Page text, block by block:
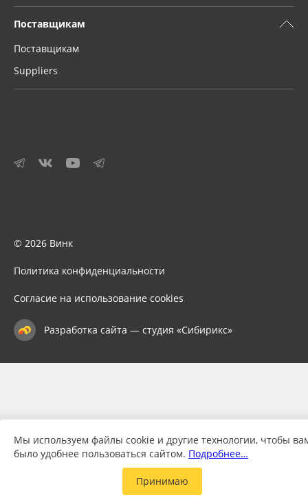
Поставщикам
Поставщикам
Suppliers
© 2026 Винк
Политика конфиденциальности
Согласие на использование cookies
Разработка сайта — студия «Сибирикс»
Мы используем файлы cookie и другие технологии, чтобы
было удобнее пользоваться сайтом. Подробнее…
Принимаю